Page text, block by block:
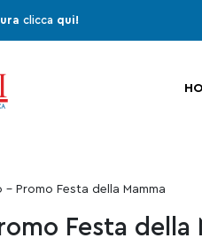
clicca qui!
– Promo Festa della Mamma
Festa della